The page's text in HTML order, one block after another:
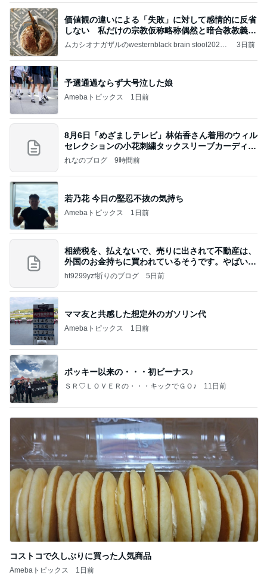
価値観の違いによる「失敗」に対して感情的に反省
しない 私だけの宗教仮称略称偶然と暗合教教義候
補
ムカシオナガザルのwesternblack brain stool2024
ガザル
3日前
予選通過ならず大号泣した娘
Amebaトピックス 1日前
8月6日「めざましテレビ」林佑香さん着用のウィル
セレクションの小花刺繍タックスリーブカーディガ
ン
れなのブログ 9時間前
若乃花 今日の堅忍不抜の気持ち
Amebaトピックス 1日前
相続税を、払えないで、売りに出されて不動産は、
外国のお金持ちに買われているそうです。やばいで
すよ
ht9299yzf祈りのブログ 5日前
ママ友と共感した想定外のガソリン代
Amebaトピックス 1日前
ポッキー以来の・・・初ビーナス♪
ＳＲ♡ＬＯＶＥＲの・・・キックでＧＯ♪ 11日前
コストコで久しぶりに買った人気商品
Amebaトピックス 1日前